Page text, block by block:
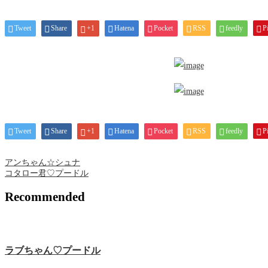
Tweet Share +1 Hatena Pocket RSS feedly
Tweet Share +1 Hatena Pocket RSS feedly
アンちゃん☆シュナ
コタロー君♡プードル
Recommended
ラブちゃん♡プードル